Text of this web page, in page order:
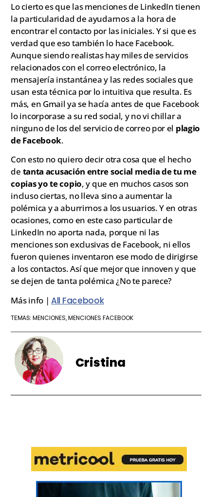
Lo cierto es que las menciones de LinkedIn tienen
la particularidad de ayudarnos a la hora de
encontrar el contacto por las iniciales. Y si que es
verdad que eso también lo hace Facebook.
Aunque siendo realistas hay miles de servicios
relacionados con el correo electrónico, la
mensajería instantánea y las redes sociales que
usan esta técnica por lo intuitiva que resulta. Es
más, en Gmail ya se hacía antes de que Facebook
lo incorporase a su red social, y no vi chillar a
ninguno de los del servicio de correo por el plagio
de Facebook.
Con esto no quiero decir otra cosa que el hecho
de tanta acusación entre social media de tu me
copias yo te copio, y que en muchos casos son
incluso ciertas, no lleva sino a aumentar la
polémica y a aburrirnos a los usuarios. Y en otras
ocasiones, como en este caso particular de
LinkedIn no aporta nada, porque ni las
menciones son exclusivas de Facebook, ni ellos
fueron quienes inventaron ese modo de dirigirse
a los contactos. Así que mejor que innoven y que
se dejen de tanta polémica ¿No te parece?
Más info | All Facebook
TEMAS: MENCIONES, MENCIONES FACEBOOK
Cristina